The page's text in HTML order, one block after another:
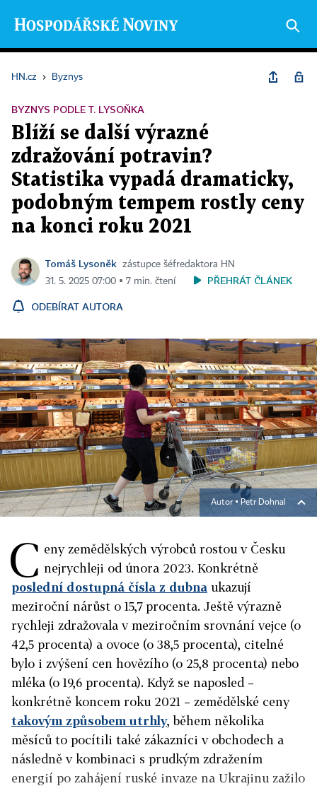
HN.cz › Byznys
BYZNYS PODLE T. LYSOŇKA
Blíží se další výrazné
zdražování potravin?
Statistika vypadá dramaticky,
podobným tempem rostly ceny
na konci roku 2021
Tomáš Lysoněk
zástupce šéfredaktora HN
31. 5. 2025 07:00 ▪ 7 min. čtení
PŘEHRÁT ČLÁNEK
ODEBÍRAT AUTORA
Autor ▪ Petr Dohnal
C eny zemědělských výrobců rostou v Česku
nejrychleji od února 2023. Konkrétně
poslední dostupná čísla z dubna ukazují
meziroční nárůst o 15,7 procenta. Ještě výrazně
rychleji zdražovala v meziročním srovnání vejce (o
42,5 procenta) a ovoce (o 38,5 procenta), citelné
bylo i zvýšení cen hovězího (o 25,8 procenta) nebo
mléka (o 19,6 procenta). Když se naposled –
konkrétně koncem roku 2021 – zemědělské ceny
takovým způsobem utrhly, během několika
měsíců to pocítili také zákazníci v obchodech a
následně v kombinaci s prudkým zdražením
energií po zahájení ruské invaze na Ukrajinu zažilo